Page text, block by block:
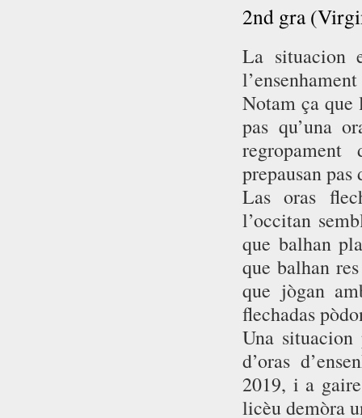
2nd gra
La situacion
Notam ça que
pas qu’una
prepausan
Las oras
l’occitan
que balhan
que balhan
que jògan
flechadas
Una situacion
d’oras
2019, i a
licèu demòra